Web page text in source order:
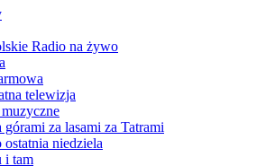
Radio na żywo
telewizja
górami za lasami za Tatrami
ostatnia niedziela
i tam